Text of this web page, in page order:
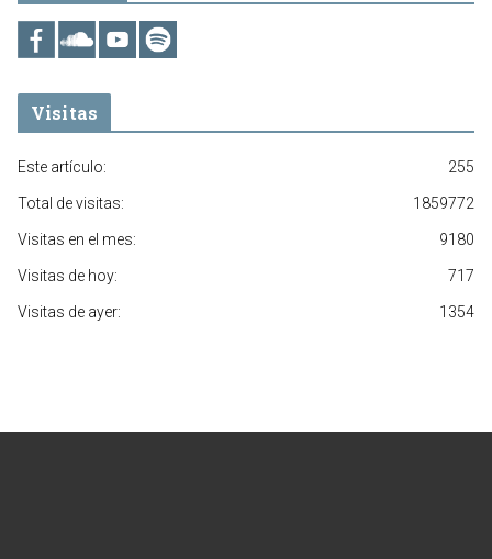
Visitas
255
Este artículo:
1859772
Total de visitas:
9180
Visitas en el mes:
717
Visitas de hoy:
1354
Visitas de ayer: